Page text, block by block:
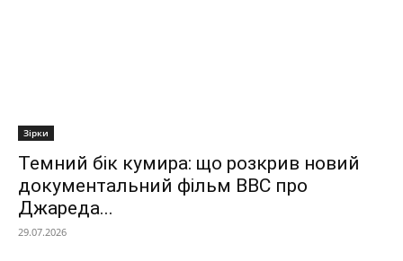
Зірки
Темний бік кумира: що розкрив новий
документальний фільм ВВС про
Джареда...
29.07.2026